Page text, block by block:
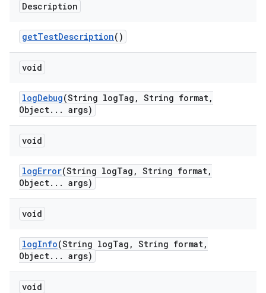
Description
getTestDescription()
void
logDebug(String logTag , String format,
Object. . . args)
void
logError(String logTag , String format,
Object. . . args)
void
logInfo(String logTag , String format,
Object. . . args)
void